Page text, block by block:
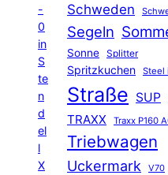
-
0
in
S
te
n
d
el
l
X
Schweden
Segeln
Sonne Splitter
Spritzkuchen Steel
Straße SUP
TRAXX Traxx P160
Triebwagen
Uckermark V70